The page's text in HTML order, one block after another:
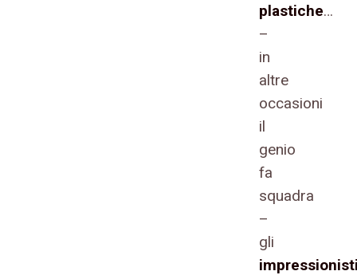
plastiche…
–
in
altre
occasioni
il
genio
fa
squadra
–
gli